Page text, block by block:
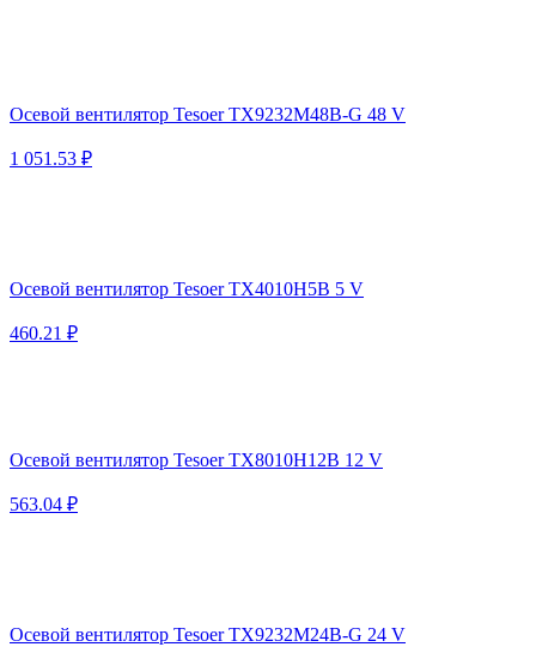
Осевой вентилятор Tesoer TX9232M48B-G 48 V
1 051.53 ₽
Осевой вентилятор Tesoer TX4010H5B 5 V
460.21 ₽
Осевой вентилятор Tesoer TX8010H12B 12 V
563.04 ₽
Осевой вентилятор Tesoer TX9232M24B-G 24 V